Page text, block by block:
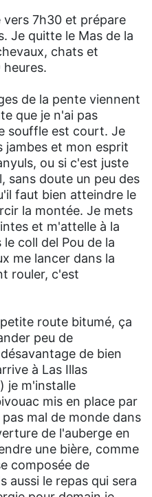
vers 7h30 et prépare
Je quitte le Mas de la
chats et
heures.
de la pente viennent
que je n'ai pas
souffle est court. Je
jambes et mon esprit
ou si c'est juste
sans doute un peu des
faut bien atteindre le
la montée. Je mets
et m'attelle à la
coll del Pou de la
me lancer dans la
rouler, c'est
route bitumé, ça
peu de
de bien
à Las Illas
je m'installe
mis en place par
mal de monde dans
de l'auberge en
une bière, comme
composée de
aussi le repas qui sera